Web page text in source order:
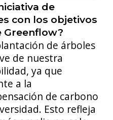
de
con los objetivos
Greenflow?
de árboles
de nuestra
ya que
a la
de carbono
Esto refleja